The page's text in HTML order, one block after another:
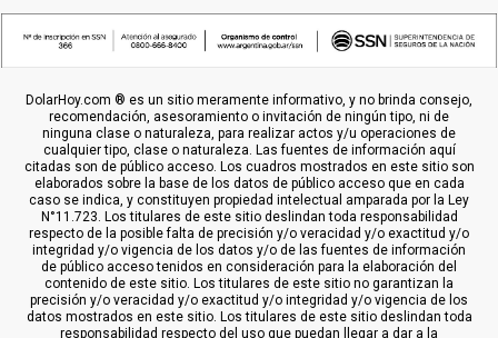
DolarHoy.com ® es un sitio meramente informativo, y no brinda consejo,
recomendación, asesoramiento o invitación de ningún tipo, ni de
ninguna clase o naturaleza, para realizar actos y/u operaciones de
cualquier tipo, clase o naturaleza. Las fuentes de información aquí
citadas son de público acceso. Los cuadros mostrados en este sitio son
elaborados sobre la base de los datos de público acceso que en cada
caso se indica, y constituyen propiedad intelectual amparada por la Ley
N°11.723. Los titulares de este sitio deslindan toda responsabilidad
respecto de la posible falta de precisión y/o veracidad y/o exactitud y/o
integridad y/o vigencia de los datos y/o de las fuentes de información
de público acceso tenidos en consideración para la elaboración del
contenido de este sitio. Los titulares de este sitio no garantizan la
precisión y/o veracidad y/o exactitud y/o integridad y/o vigencia de los
datos mostrados en este sitio. Los titulares de este sitio deslindan toda
responsabilidad respecto del uso que puedan llegar a dar a la